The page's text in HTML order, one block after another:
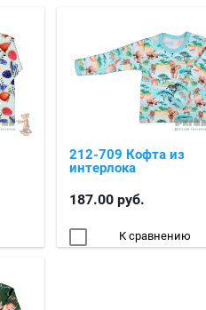
212-709 Кофта из
интерлока
187.00руб.
К сравнению